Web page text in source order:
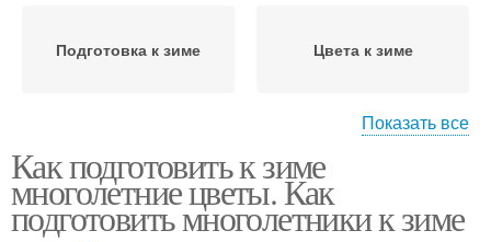
Подготовка к зиме Цвета к зиме
Комнатные цветы Укрытия на зиму
Показать все
Как подготовить к зиме
многолетние цветы. Как
подготовить многолетники к зиме